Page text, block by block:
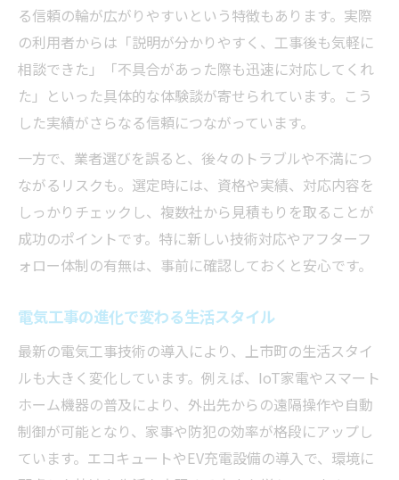
る信頼の輪が広がりやすいという特徴もあります。実際
の利用者からは「説明が分かりやすく、工事後も気軽に
相談できた」「不具合があった際も迅速に対応してくれ
た」といった具体的な体験談が寄せられています。こう
した実績がさらなる信頼につながっています。
一方で、業者選びを誤ると、後々のトラブルや不満につ
ながるリスクも。選定時には、資格や実績、対応内容を
しっかりチェックし、複数社から見積もりを取ることが
成功のポイントです。特に新しい技術対応やアフターフ
ォロー体制の有無は、事前に確認しておくと安心です。
電気工事の進化で変わる生活スタイル
最新の電気工事技術の導入により、上市町の生活スタイ
ルも大きく変化しています。例えば、IoT家電やスマート
ホーム機器の普及により、外出先からの遠隔操作や自動
制御が可能となり、家事や防犯の効率が格段にアップし
ています。エコキュートやEV充電設備の導入で、環境に